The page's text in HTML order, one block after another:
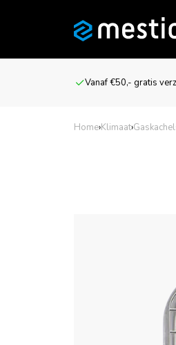
Vanaf €50,- gratis
Home›Klimaat›